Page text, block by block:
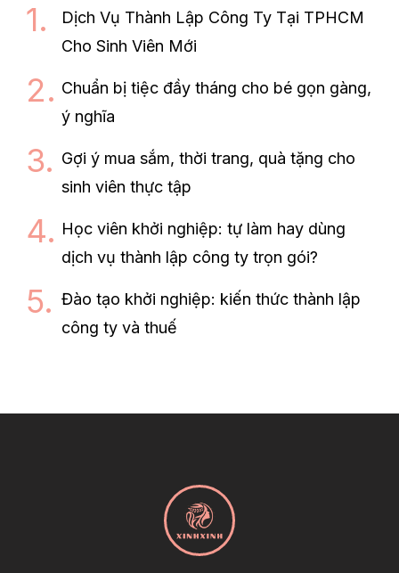
Dịch Vụ Thành Lập Công Ty Tại TPHCM
Cho Sinh Viên Mới
Chuẩn bị tiệc đầy tháng cho bé gọn gàng,
ý nghĩa
Gợi ý mua sắm, thời trang, quà tặng cho
sinh viên thực tập
Học viên khởi nghiệp: tự làm hay dùng
dịch vụ thành lập công ty trọn gói?
Đào tạo khởi nghiệp: kiến thức thành lập
công ty và thuế